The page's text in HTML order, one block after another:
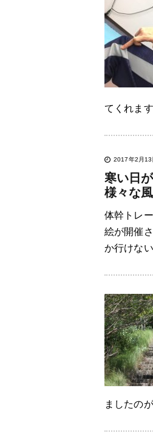
てくれま
2017年2月13
寒い日
様々な
体幹トレ
絵が開催
か行けな
ましたの